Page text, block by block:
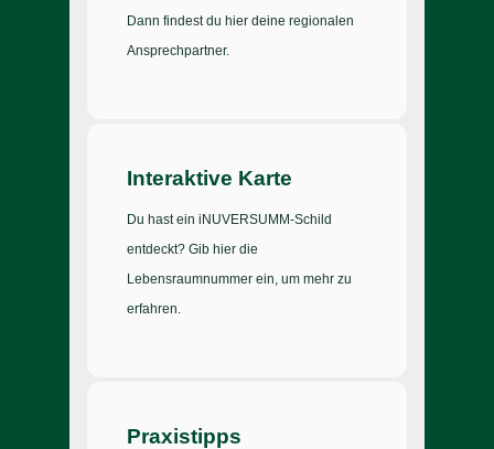
Dann findest du hier deine regionalen
Ansprechpartner.
Interaktive Karte
Du hast ein iNUVERSUMM-Schild
entdeckt? Gib hier die
Lebensraumnummer ein, um mehr zu
erfahren.
Praxistipps